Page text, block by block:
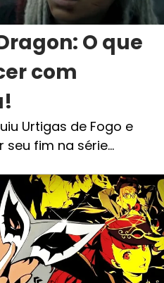
O que
com
Urtigas de Fogo e
seu fim na série…